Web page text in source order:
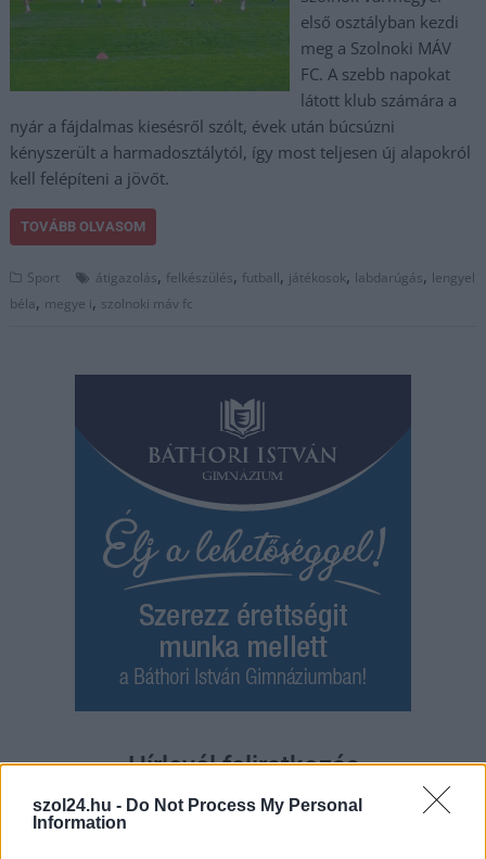
szol24.hu - Do Not Process My Personal
Information
első osztályban kezdi
meg a Szolnoki MÁV
FC. A szebb napokat
látott klub számára a
nyár a fájdalmas kiesésről szólt, évek után búcsúzni
kényszerült a harmadosztálytól, így most teljesen új alapokról
kell felépíteni a jövőt.
TOVÁBB OLVASOM
Sport átigazolás, felkészülés, futball, játékosok, labdarúgás, lengyel
béla, megye i, szolnoki máv fc
Hírlevél feliratkozás
Adja meg keresztnevét:
Adja